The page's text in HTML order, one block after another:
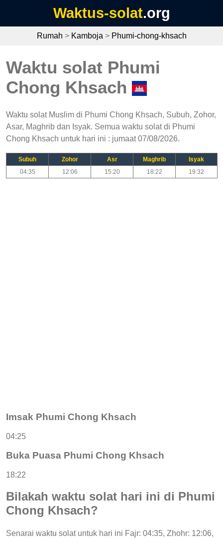
Waktus-solat.org
Rumah > Kamboja > Phumi-chong-khsach
Waktu solat Phumi
Chong Khsach
Waktu solat Muslim di Phumi Chong Khsach, Subuh, Zohor,
Asar, Maghrib dan Isyak. Semua waktu solat di Phumi
Chong Khsach untuk hari ini : jumaat 07/08/2026.
Subuh Zohor Asr Maghrib
Isyak
04:35
12:06 15:20 18:22 19:32
Imsak Phumi Chong Khsach
04:25
Buka Puasa Phumi Chong Khsach
18:22
Bilakah waktu solat hari ini di Phumi
Chong Khsach?
Senarai waktu solat untuk hari ini Fajr: 04:35, Zhohr: 12:06,